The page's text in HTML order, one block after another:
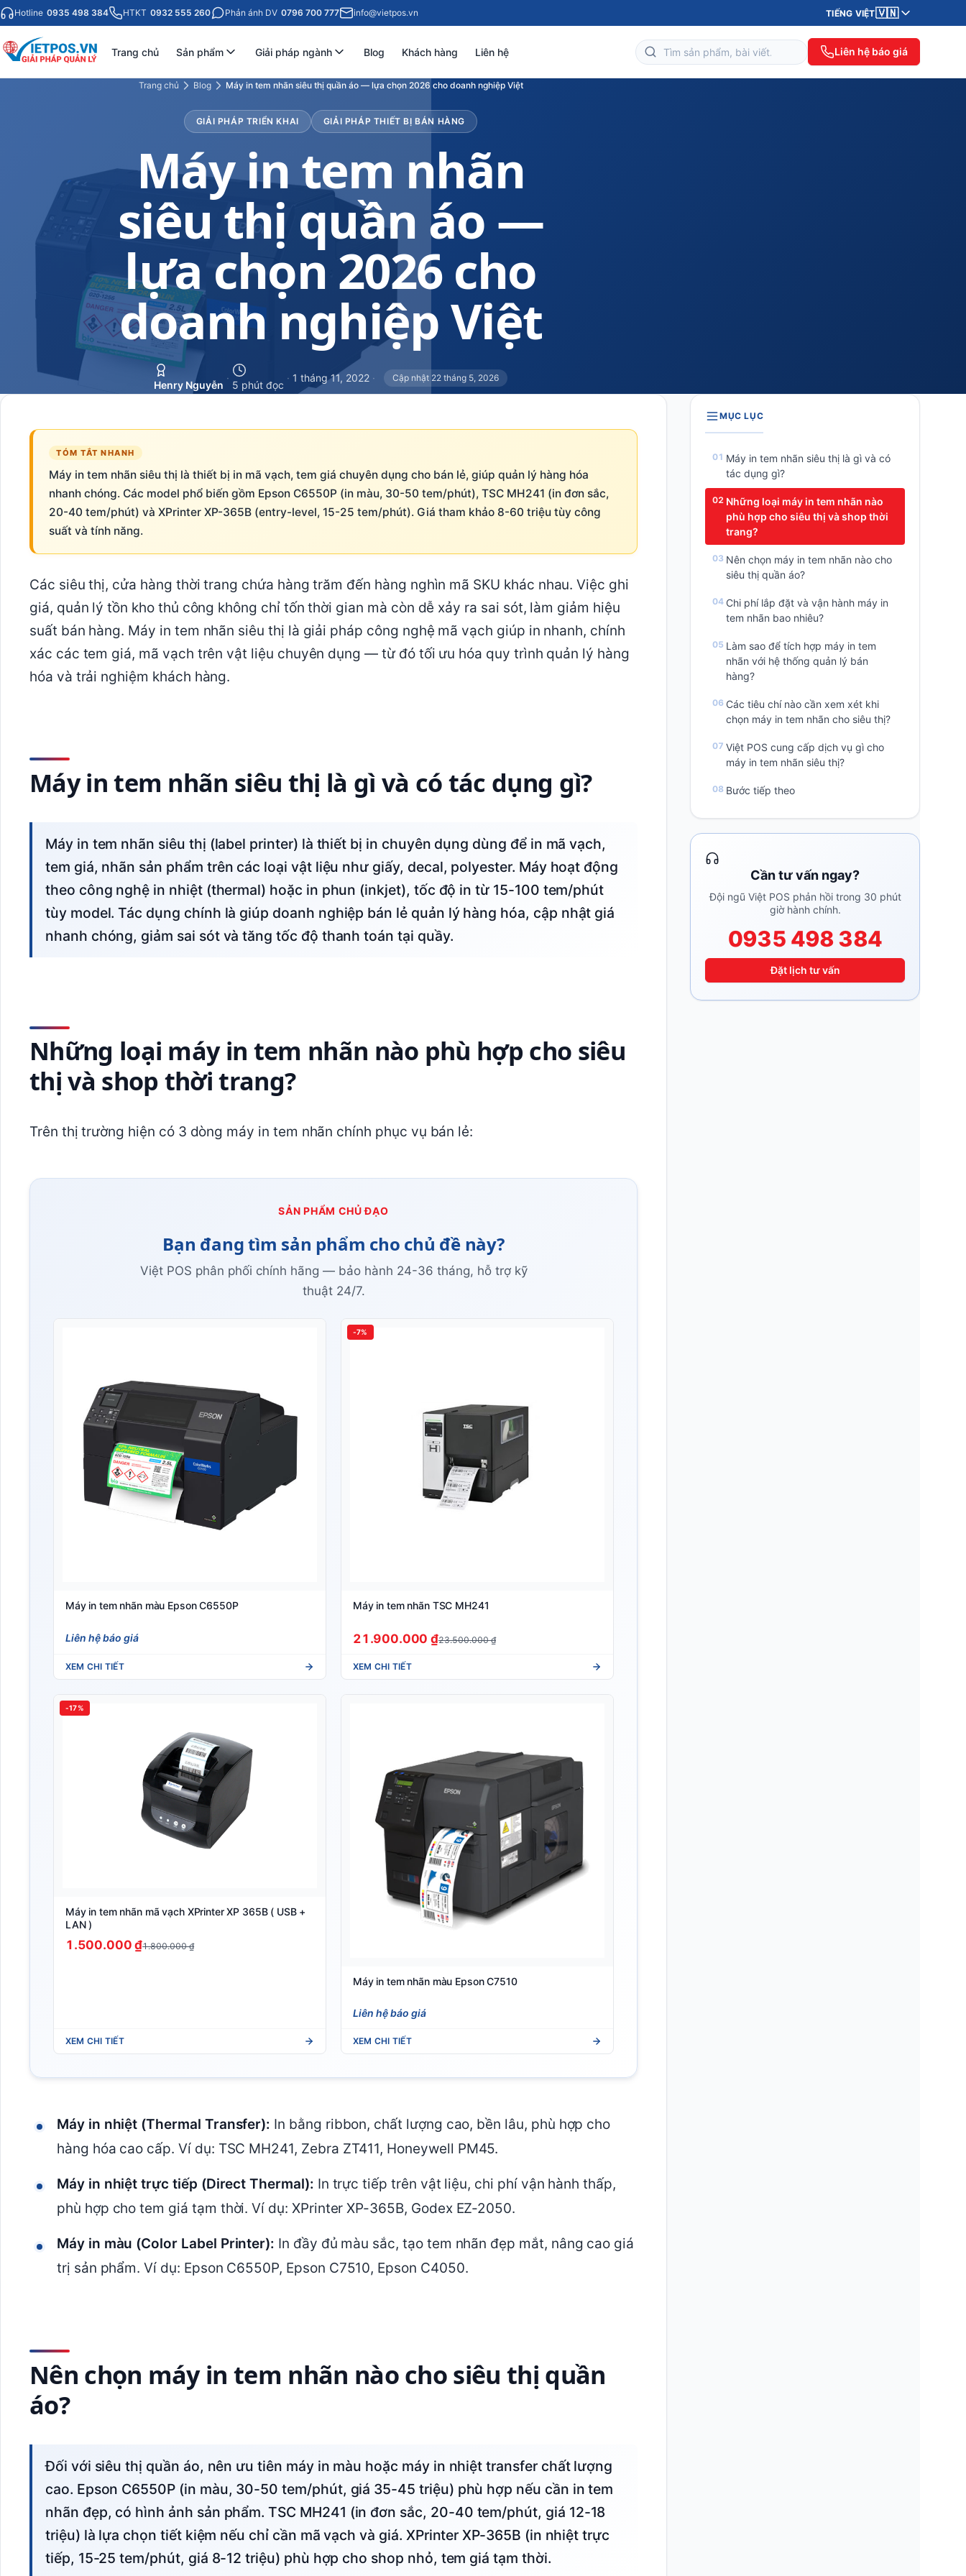
Hotline 0935 498 384 HTKT 0932 555 260 Phản ánh DV 0796 700 777 info@vietpos.vn TIẾNG VIỆT🇻🇳
Trang chủ Sản phẩm Giải pháp ngành Blog Khách hàng Liên hệ Liên hệ báo giá
Trang chủ Blog Máy in tem nhãn siêu thị quần áo — lựa chọn 2026 cho doanh nghiệp Việt
GIẢI PHÁP TRIỂN KHAI GIẢI PHÁP THIẾT BỊ BÁN HÀNG
Máy in tem nhãn
siêu thị quần áo —
lựa chọn 2026 cho
doanh nghiệp Việt
Henry Nguyễn
·
5 phút đọc
· 1 tháng 11, 2022 · Cập nhật 22 tháng 5, 2026
TÓM TẮT NHANH
Máy in tem nhãn siêu thị là thiết bị in mã vạch, tem giá chuyên dụng cho bán lẻ, giúp quản lý hàng hóa
nhanh chóng. Các model phổ biến gồm Epson C6550P (in màu, 30-50 tem/phút), TSC MH241 (in đơn sắc,
20-40 tem/phút) và XPrinter XP-365B (entry-level, 15-25 tem/phút). Giá tham khảo 8-60 triệu tùy công
suất và tính năng.
Các siêu thị, cửa hàng thời trang chứa hàng trăm đến hàng nghìn mã SKU khác nhau. Việc ghi
giá, quản lý tồn kho thủ công không chỉ tốn thời gian mà còn dễ xảy ra sai sót, làm giảm hiệu
suất bán hàng. Máy in tem nhãn siêu thị là giải pháp công nghệ mã vạch giúp in nhanh, chính
xác các tem giá, mã vạch trên vật liệu chuyên dụng — từ đó tối ưu hóa quy trình quản lý hàng
hóa và trải nghiệm khách hàng.
Máy in tem nhãn siêu thị là gì và có tác dụng gì?
Máy in tem nhãn siêu thị (label printer) là thiết bị in chuyên dụng dùng để in mã vạch,
tem giá, nhãn sản phẩm trên các loại vật liệu như giấy, decal, polyester. Máy hoạt động
theo công nghệ in nhiệt (thermal) hoặc in phun (inkjet), tốc độ in từ 15-100 tem/phút
tùy model. Tác dụng chính là giúp doanh nghiệp bán lẻ quản lý hàng hóa, cập nhật giá
nhanh chóng, giảm sai sót và tăng tốc độ thanh toán tại quầy.
Những loại máy in tem nhãn nào phù hợp cho siêu
thị và shop thời trang?
Trên thị trường hiện có 3 dòng máy in tem nhãn chính phục vụ bán lẻ:
SẢN PHẨM CHỦ ĐẠO
Bạn đang tìm sản phẩm cho chủ đề này?
Việt POS phân phối chính hãng — bảo hành 24-36 tháng, hỗ trợ kỹ
thuật 24/7.
Máy in tem nhãn màu Epson C6550P
Liên hệ báo giá
XEM CHI TIẾT
-7%
Máy in tem nhãn TSC MH241
21.900.000 ₫23.500.000 ₫
XEM CHI TIẾT
-17%
Máy in tem nhãn mã vạch XPrinter XP 365B ( USB +
LAN )
1.500.000 ₫1.800.000 ₫
XEM CHI TIẾT
Máy in tem nhãn màu Epson C7510
Liên hệ báo giá
XEM CHI TIẾT
Máy in nhiệt (Thermal Transfer): In bằng ribbon, chất lượng cao, bền lâu, phù hợp cho
hàng hóa cao cấp. Ví dụ: TSC MH241, Zebra ZT411, Honeywell PM45.
Máy in nhiệt trực tiếp (Direct Thermal): In trực tiếp trên vật liệu, chi phí vận hành thấp,
phù hợp cho tem giá tạm thời. Ví dụ: XPrinter XP-365B, Godex EZ-2050.
Máy in màu (Color Label Printer): In đầy đủ màu sắc, tạo tem nhãn đẹp mắt, nâng cao giá
trị sản phẩm. Ví dụ: Epson C6550P, Epson C7510, Epson C4050.
Nên chọn máy in tem nhãn nào cho siêu thị quần
áo?
Đối với siêu thị quần áo, nên ưu tiên máy in màu hoặc máy in nhiệt transfer chất lượng
cao. Epson C6550P (in màu, 30-50 tem/phút, giá 35-45 triệu) phù hợp nếu cần in tem
nhãn đẹp, có hình ảnh sản phẩm. TSC MH241 (in đơn sắc, 20-40 tem/phút, giá 12-18
triệu) là lựa chọn tiết kiệm nếu chỉ cần mã vạch và giá. XPrinter XP-365B (in nhiệt trực
tiếp, 15-25 tem/phút, giá 8-12 triệu) phù hợp cho shop nhỏ, tem giá tạm thời.
MỤC LỤC
Máy in tem nhãn siêu thị là gì và có
tác dụng gì?
Những loại máy in tem nhãn nào
phù hợp cho siêu thị và shop thời
trang?
Nên chọn máy in tem nhãn nào cho
siêu thị quần áo?
Chi phí lắp đặt và vận hành máy in
tem nhãn bao nhiêu?
Làm sao để tích hợp máy in tem
nhãn với hệ thống quản lý bán
hàng?
Các tiêu chí nào cần xem xét khi
chọn máy in tem nhãn cho siêu thị?
Việt POS cung cấp dịch vụ gì cho
máy in tem nhãn siêu thị?
Bước tiếp theo
Cần tư vấn ngay?
Đội ngũ Việt POS phản hồi trong 30 phút
giờ hành chính.
0935 498 384
Đặt lịch tư vấn